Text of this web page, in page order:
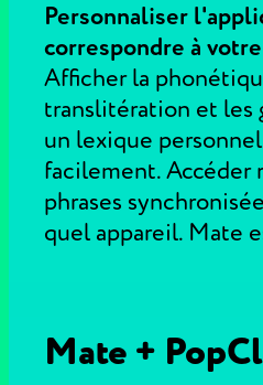
Personnaliser
correspondre à
Afficher la
translitération et les
un lexique
facilement. Accéder
phrases
quel appareil. Mate
Mate +